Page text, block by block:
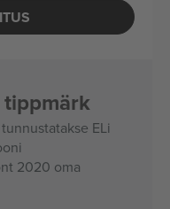
tippmärk
ELi
2020 oma